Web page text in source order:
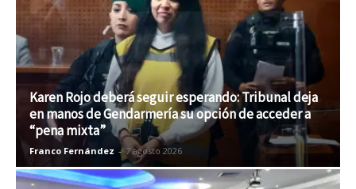
Karen Rojo deberá seguir esperando: Tribunal deja
en manos de Gendarmería su opción de acceder a
“pena mixta”
Franco Fernández - 7 agosto 2026